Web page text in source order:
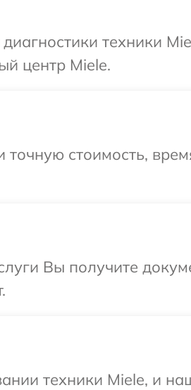
техники
центр Miele.
стоимость,
Вы получите
техники Miele, и